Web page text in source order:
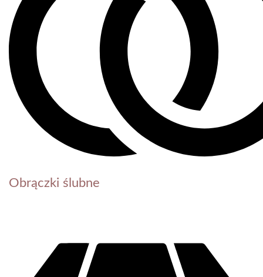
Obrączki ślubne